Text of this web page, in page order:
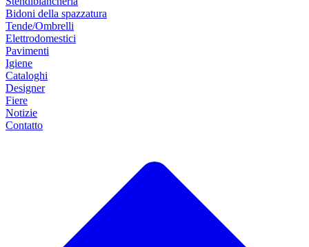
Bidoni della spazzatura
Tende/Ombrelli
Elettrodomestici
Pavimenti
Igiene
Cataloghi
Designer
Fiere
Notizie
Contatto